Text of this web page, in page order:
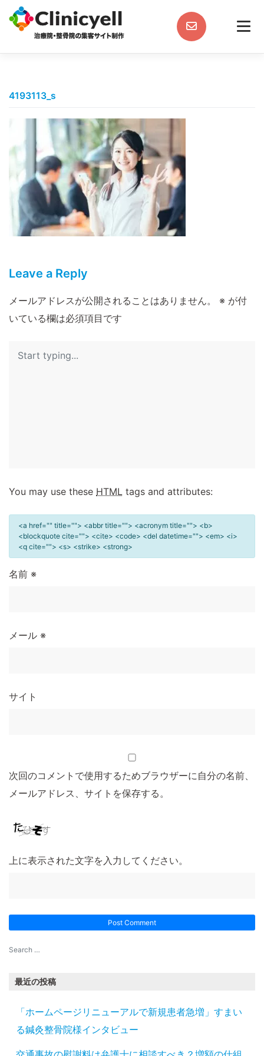
content
4193113_s
Leave a Reply
メールアドレスが公開されることはありません。 ※ が付
いている欄は必須項目です
You may use these HTML tags and attributes:
<a href="" title=""> <abbr title=""> <acronym title=""> <b>
<blockquote cite=""> <cite> <code> <del datetime=""> <em> <i>
<q cite=""> <s> <strike> <strong>
名前 ※
メール ※
サイト
次回のコメントで使用するためブラウザーに自分の名前、
メールアドレス、サイトを保存する。
上に表示された文字を入力してください。
最近の投稿
「ホームページリニューアルで新規患者急増」すまい
る鍼灸整骨院様インタビュー